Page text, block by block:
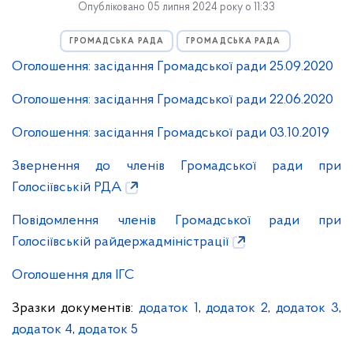
Опубліковано 05 липня 2024 року о 11:33
ГРОМАДСЬКА РАДА ГРОМАДСЬКА РАДА
Оголошення: засідання Громадської ради 25.09.2020
Оголошення: засідання Громадської ради 22.06.2020
Оголошення: засідання Громадської ради 03.10.2019
Звернення до членів Громадської ради при
Голосіївській РДА
Повідомлення членів Громадської ради при
Голосіївській райдержадміністрації
Оголошення для ІГС
Зразки документів: додаток 1,додаток 2,додаток 3,
додаток 4, додаток 5